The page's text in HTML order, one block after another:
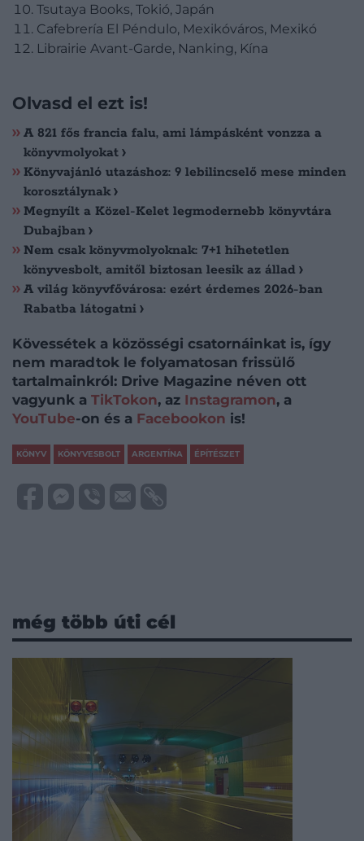
Tsutaya Books, Tokió, Japán
Cafebrería El Péndulo, Mexikóváros, Mexikó
Librairie Avant-Garde, Nanking, Kína
Olvasd el ezt is!
A 821 fős francia falu, ami lámpásként vonzza a
könyvmolyokat
Könyvajánló utazáshoz: 9 lebilincselő mese minden
korosztálynak
Megnyílt a Közel-Kelet legmodernebb könyvtára
Dubajban
Nem csak könyvmolyoknak: 7+1 hihetetlen
könyvesbolt, amitől biztosan leesik az állad
A világ könyvfővárosa: ezért érdemes 2026-ban
Rabatba látogatni
Kövessétek a közösségi csatornáinkat is, így
nem maradtok le folyamatosan frissülő
tartalmainkról: Drive Magazine néven ott
vagyunk a TikTokon, az Instagramon, a
YouTube-on és a Facebookon is!
KÖNYV KÖNYVESBOLT ARGENTÍNA ÉPÍTÉSZET
még több úti cél